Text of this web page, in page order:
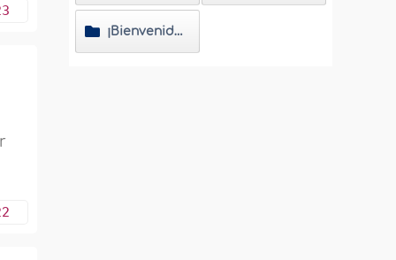
¡Bienvenido al Islam!